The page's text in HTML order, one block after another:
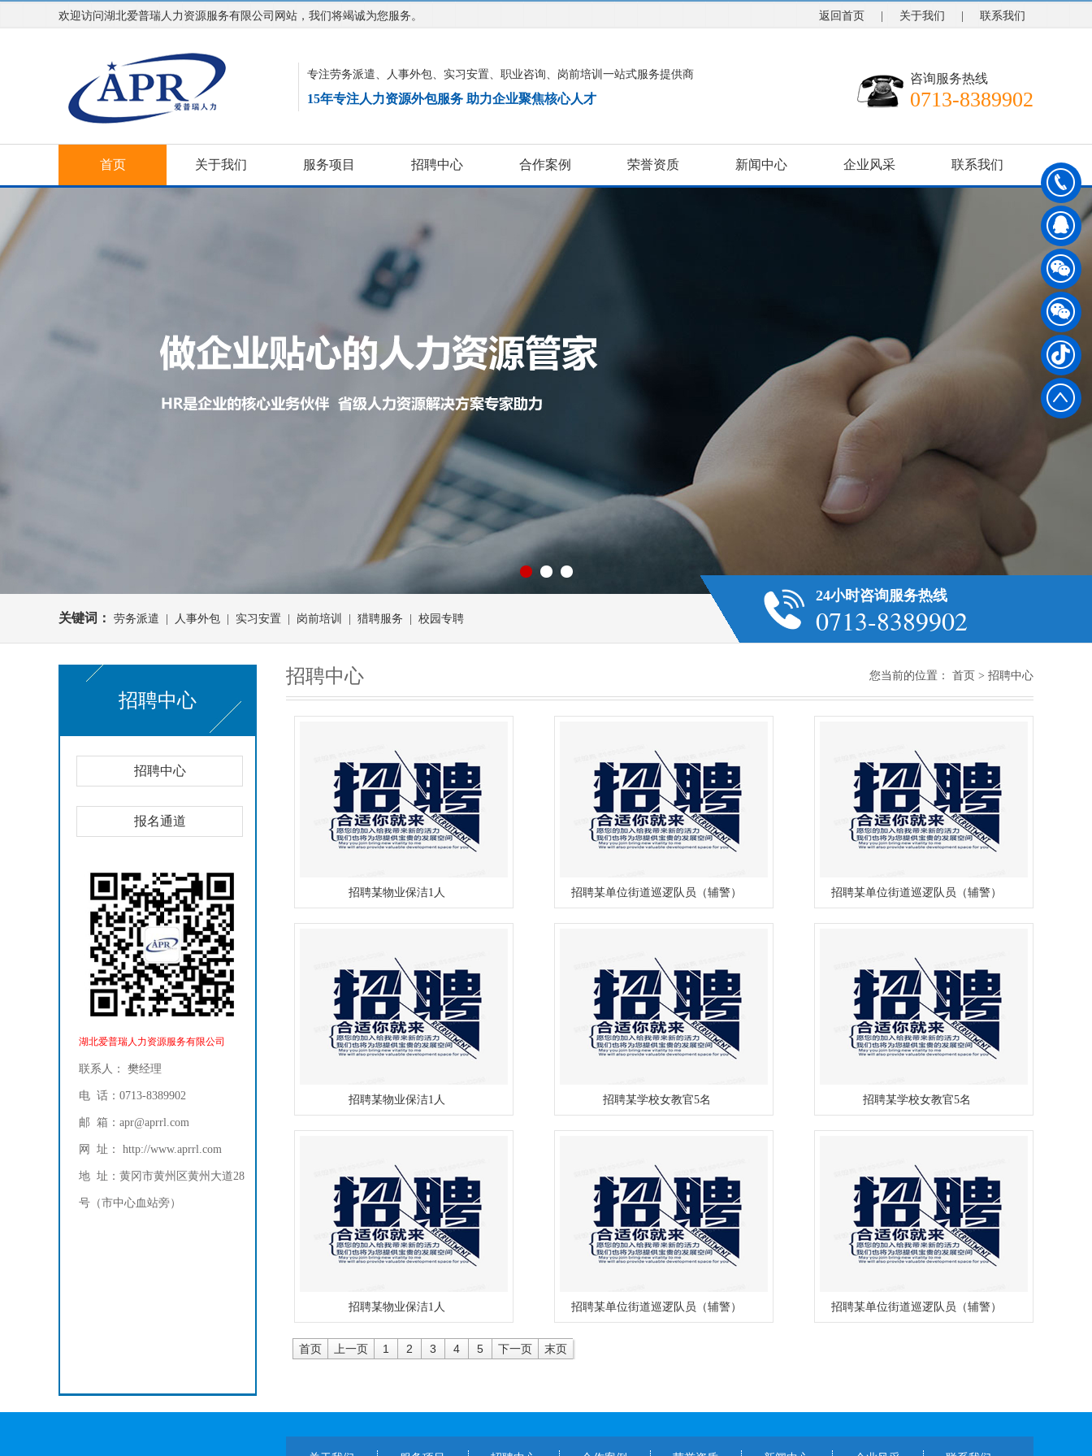
欢迎访问湖北爱普瑞人力资源服务有限公司网站，我们将竭诚为您服务。 返回首页 关于我们 联系我们
专注劳务派遣、人事外包、实习安置、职业咨询、岗前培训一站式服务提供商
15年专注人力资源外包服务 助力企业聚焦核心人才
咨询服务热线
0713-8389902
首页 关于我们 服务项目 招聘中心 合作案例 荣誉资质 新闻中心 企业风采 联系我们
关键词： 劳务派遣 | 人事外包 | 实习安置 | 岗前培训 | 猎聘服务 | 校园专聘
24小时咨询服务热线
0713-8389902
招聘中心
招聘中心
报名通道
湖北爱普瑞人力资源服务有限公司
联系人： 樊经理
电 话：0713-8389902
邮 箱：apr@aprrl.com
网 址： http://www.aprrl.com
地 址：黄冈市黄州区黄州大道28
号（市中心血站旁）
招聘中心 您当前的位置： 首页 > 招聘中心
招聘某物业保洁1人 招聘某单位街道巡逻队员（辅警） 招聘某单位街道巡逻队员（辅警）
招聘某物业保洁1人 招聘某学校女教官5名 招聘某学校女教官5名
招聘某物业保洁1人 招聘某单位街道巡逻队员（辅警） 招聘某单位街道巡逻队员（辅警）
首页 上一页 1 2 3 4 5 下一页 末页
0
7
1
3
-
3